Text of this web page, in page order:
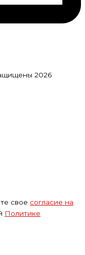
2026
свое согласие на
Политике